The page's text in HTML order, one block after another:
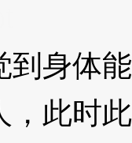
身体能
，此时